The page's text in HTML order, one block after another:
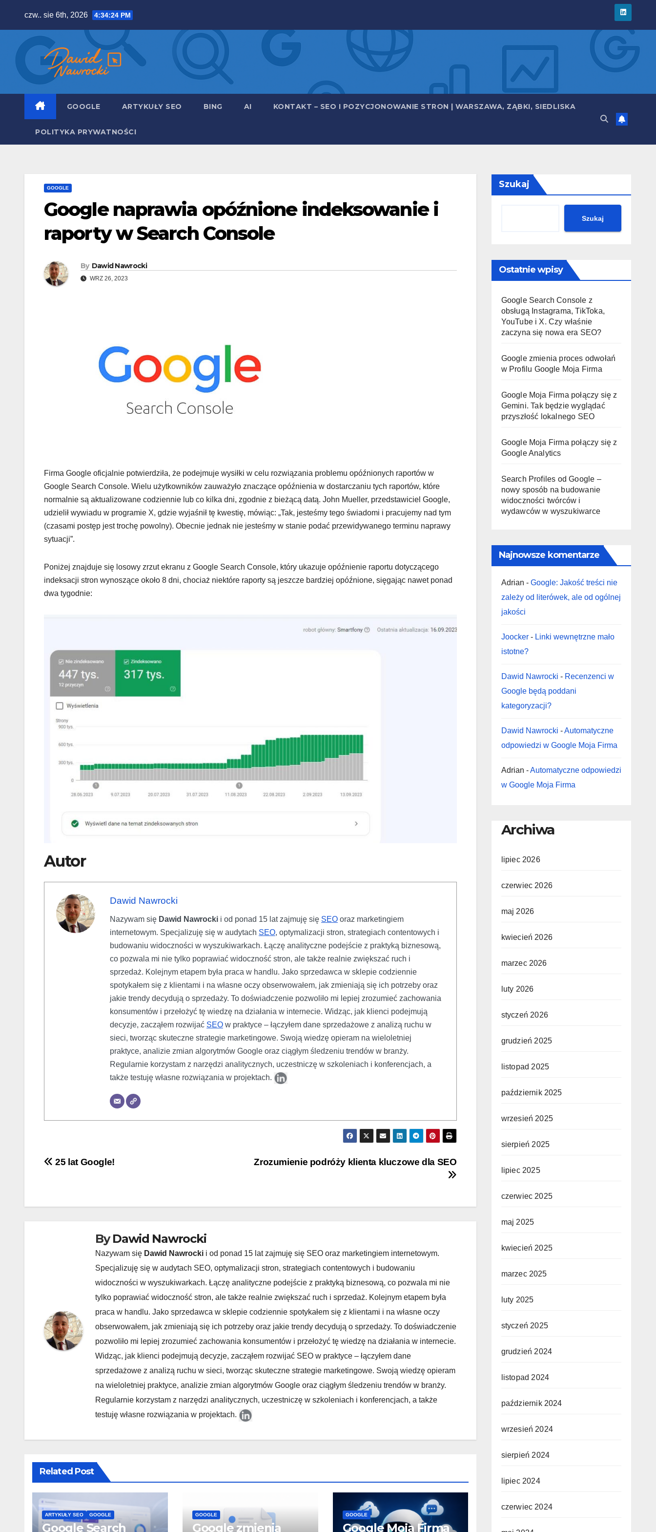
czw.. sie 6th, 2026 4:34:25 PM
GOOGLE ARTYKUŁY SEO BING AI KONTAKT – SEO I POZYCJONOWANIE STRON | WARSZAWA, ZĄBKI, SIEDLISKA
POLITYKA PRYWATNOŚCI
GOOGLE
Google naprawia opóźnione indeksowanie i
raporty w Search Console
By Dawid Nawrocki
WRZ 26, 2023
Firma Google oficjalnie potwierdziła, że podejmuje wysiłki w celu rozwiązania problemu opóźnionych raportów w
Google Search Console. Wielu użytkowników zauważyło znaczące opóźnienia w dostarczaniu tych raportów, które
normalnie są aktualizowane codziennie lub co kilka dni, zgodnie z bieżącą datą. John Mueller, przedstawiciel Google,
udzielił wywiadu w programie X, gdzie wyjaśnił tę kwestię, mówiąc: „Tak, jesteśmy tego świadomi i pracujemy nad tym
(czasami postęp jest trochę powolny). Obecnie jednak nie jesteśmy w stanie podać przewidywanego terminu naprawy
sytuacji”.
Poniżej znajduje się losowy zrzut ekranu z Google Search Console, który ukazuje opóźnienie raportu dotyczącego
indeksacji stron wynoszące około 8 dni, chociaż niektóre raporty są jeszcze bardziej opóźnione, sięgając nawet ponad
dwa tygodnie:
Autor
Dawid Nawrocki
Nazywam się Dawid Nawrocki i od ponad 15 lat zajmuję się SEO oraz marketingiem
internetowym. Specjalizuję się w audytach SEO, optymalizacji stron, strategiach contentowych i
budowaniu widoczności w wyszukiwarkach. Łączę analityczne podejście z praktyką biznesową,
co pozwala mi nie tylko poprawiać widoczność stron, ale także realnie zwiększać ruch i
sprzedaż. Kolejnym etapem była praca w handlu. Jako sprzedawca w sklepie codziennie
spotykałem się z klientami i na własne oczy obserwowałem, jak zmieniają się ich potrzeby oraz
jakie trendy decydują o sprzedaży. To doświadczenie pozwoliło mi lepiej zrozumieć zachowania
konsumentów i przełożyć tę wiedzę na działania w internecie. Widząc, jak klienci podejmują
decyzje, zacząłem rozwijać SEO w praktyce – łączyłem dane sprzedażowe z analizą ruchu w
sieci, tworząc skuteczne strategie marketingowe. Swoją wiedzę opieram na wieloletniej
praktyce, analizie zmian algorytmów Google oraz ciągłym śledzeniu trendów w branży.
Regularnie korzystam z narzędzi analitycznych, uczestniczę w szkoleniach i konferencjach, a
także testuję własne rozwiązania w projektach.
Nawigacja
Zrozumienie podróży klienta kluczowe dla SEO
25 lat Google!
ByDawid Nawrocki
Nazywam się Dawid Nawrocki i od ponad 15 lat zajmuję się SEO oraz marketingiem internetowym.
Specjalizuję się w audytach SEO, optymalizacji stron, strategiach contentowych i budowaniu
widoczności w wyszukiwarkach. Łączę analityczne podejście z praktyką biznesową, co pozwala mi nie
tylko poprawiać widoczność stron, ale także realnie zwiększać ruch i sprzedaż. Kolejnym etapem była
praca w handlu. Jako sprzedawca w sklepie codziennie spotykałem się z klientami i na własne oczy
obserwowałem, jak zmieniają się ich potrzeby oraz jakie trendy decydują o sprzedaży. To doświadczenie
pozwoliło mi lepiej zrozumieć zachowania konsumentów i przełożyć tę wiedzę na działania w internecie.
Widząc, jak klienci podejmują decyzje, zacząłem rozwijać SEO w praktyce – łączyłem dane
sprzedażowe z analizą ruchu w sieci, tworząc skuteczne strategie marketingowe. Swoją wiedzę opieram
na wieloletniej praktyce, analizie zmian algorytmów Google oraz ciągłym śledzeniu trendów w branży.
Regularnie korzystam z narzędzi analitycznych, uczestniczę w szkoleniach i konferencjach, a także
testuję własne rozwiązania w projektach.
Related Post
ARTYKUŁY SEO GOOGLE
Google Search
GOOGLE
Google zmienia
GOOGLE
Google Moja Firma
Szukaj
Szukaj
Ostatnie wpisy
Google Search Console z
obsługą Instagrama, TikToka,
YouTube i X. Czy właśnie
zaczyna się nowa era SEO?
Google zmienia proces odwołań
w Profilu Google Moja Firma
Google Moja Firma połączy się z
Gemini. Tak będzie wyglądać
przyszłość lokalnego SEO
Google Moja Firma połączy się z
Google Analytics
Search Profiles od Google –
nowy sposób na budowanie
widoczności twórców i
wydawców w wyszukiwarce
Najnowsze komentarze
Adrian - Google: Jakość treści nie
zależy od literówek, ale od ogólnej
jakości
Joocker- Linki wewnętrzne mało
istotne?
Dawid Nawrocki - Recenzenci w
Google będą poddani
kategoryzacji?
Dawid Nawrocki -Automatyczne
odpowiedzi w Google Moja Firma
Adrian -Automatyczne odpowiedzi
w Google Moja Firma
Archiwa
lipiec 2026
czerwiec 2026
maj 2026
kwiecień 2026
marzec 2026
luty 2026
styczeń 2026
grudzień 2025
listopad 2025
październik 2025
wrzesień 2025
sierpień 2025
lipiec 2025
czerwiec 2025
maj 2025
kwiecień 2025
marzec 2025
luty 2025
styczeń 2025
grudzień 2024
listopad 2024
październik 2024
wrzesień 2024
sierpień 2024
lipiec 2024
czerwiec 2024